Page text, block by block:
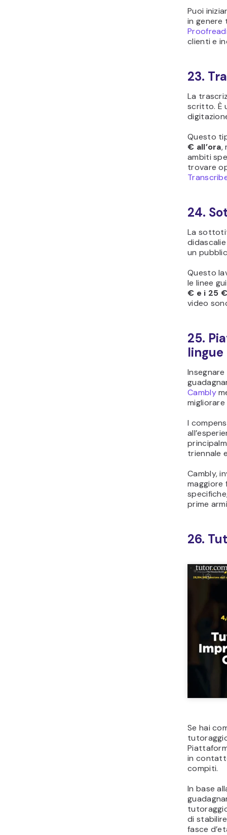
Puoi
in
clienti e
23.
La
scritto. È
Questo
€ all’ora,
ambiti
trovare
24.
La
un
Questo
le linee
€ e i 25
video
25.
lingue
Cambly
I
triennale
Cambly,
maggiore
prime
26.
Se hai
in
compiti.
In base
di
fasce